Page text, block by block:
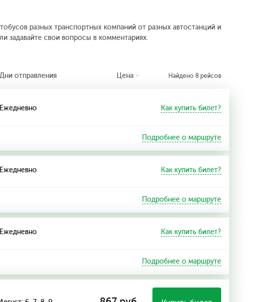
разных транспортных компаний от разных автостанций и
задавайте свои вопросы в комментариях.
Дни отправления Цена Найдено 8 рейсов
Ежедневно Как купить билет?
Подробнее о маршруте
Ежедневно Как купить билет?
Подробнее о маршруте
Ежедневно Как купить билет?
Подробнее о маршруте